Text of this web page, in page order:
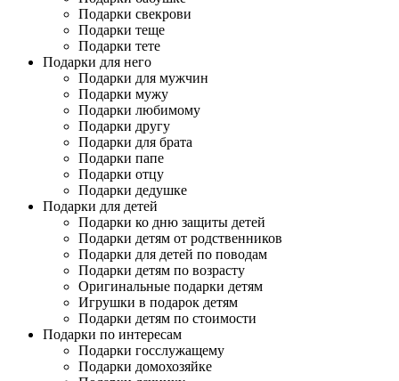
Подарки свекрови
Подарки теще
Подарки тете
Подарки для него
Подарки для мужчин
Подарки мужу
Подарки любимому
Подарки другу
Подарки для брата
Подарки папе
Подарки отцу
Подарки дедушке
Подарки для детей
Подарки ко дню защиты детей
Подарки детям от родственников
Подарки для детей по поводам
Подарки детям по возрасту
Оригинальные подарки детям
Игрушки в подарок детям
Подарки детям по стоимости
Подарки по интересам
Подарки госслужащему
Подарки домохозяйке